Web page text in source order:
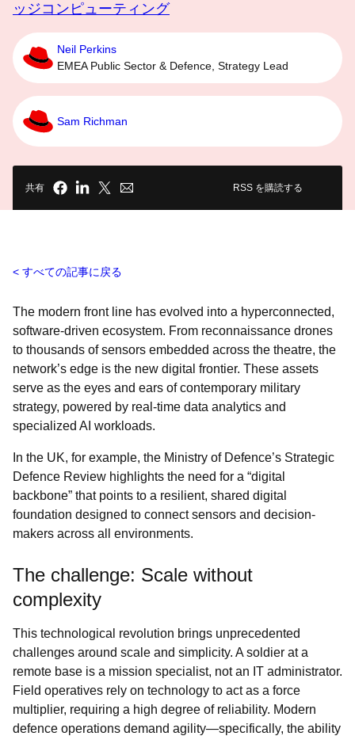
いッジコンピューティング
Neil Perkins
EMEA Public Sector & Defence, Strategy Lead
Sam Richman
共有 RSS を購読する
すべての記事に戻る
The modern front line has evolved into a hyperconnected,
software-driven ecosystem. From reconnaissance drones
to thousands of sensors embedded across the theatre, the
network’s edge is the new digital frontier. These assets
serve as the eyes and ears of contemporary military
strategy, powered by real-time data analytics and
specialized AI workloads.
In the UK, for example, the Ministry of Defence’s Strategic
Defence Review highlights the need for a “digital
backbone” that points to a resilient, shared digital
foundation designed to connect sensors and decision-
makers across all environments.
The challenge: Scale without
complexity
This technological revolution brings unprecedented
challenges around scale and simplicity. A soldier at a
remote base is a mission specialist, not an IT administrator.
Field operatives rely on technology to act as a force
multiplier, requiring a high degree of reliability. Modern
defence operations demand agility—specifically, the ability